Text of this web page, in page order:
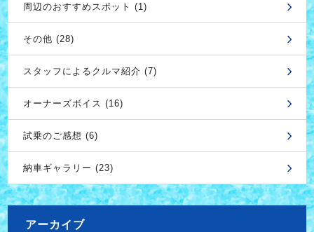
周辺のおすすめスポット (1)
その他 (28)
スタッフによるクルマ紹介 (7)
オーナーズボイス (16)
試乗のご感想 (6)
納車ギャラリー (23)
アーカイブ